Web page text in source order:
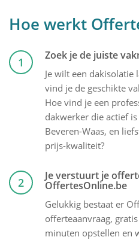
Hoe werkt
1 Zoek je de juiste
Je wilt een dakisolatie
vind je de geschikte
Hoe vind je een
dakwerker die actief
Beveren-Waas, en
prijs-kwaliteit?
2 Je verstuurt je
OffertesOnline.be
Gelukkig bestaat er
offerteaanvraag,
minuten opstellen en